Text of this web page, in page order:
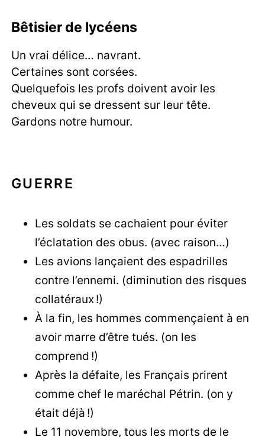
Bêtisier de lycéens
Un vrai délice… navrant.
Certaines sont corsées.
Quelquefois les profs doivent avoir les
cheveux qui se dressent sur leur tête.
Gardons notre humour.
GUERRE
Les soldats se cachaient pour éviter
l’éclatation des obus. (avec raison…)
Les avions lançaient des espadrilles
contre l’ennemi. (diminution des risques
collatéraux !)
À la fin, les hommes commençaient à en
avoir marre d’être tués. (on les
comprend !)
Après la défaite, les Français prirent
comme chef le maréchal Pétrin. (on y
était déjà !)
Le 11 novembre, tous les morts de le